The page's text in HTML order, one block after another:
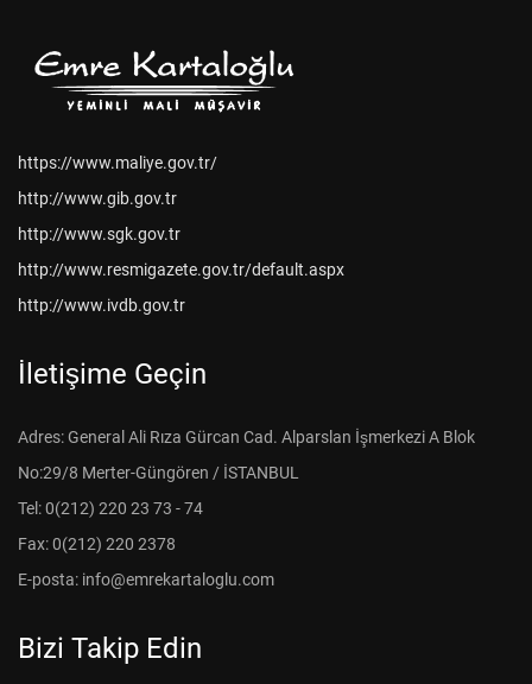
https://www.maliye.gov.tr/
http://www.gib.gov.tr
http://www.sgk.gov.tr
http://www.resmigazete.gov.tr/default.aspx
http://www.ivdb.gov.tr
İletişime Geçin
Adres: General Ali Rıza Gürcan Cad. Alparslan İşmerkezi A Blok
No:29/8 Merter-Güngören / İSTANBUL
Tel: 0(212) 220 23 73 - 74
Fax: 0(212) 220 2378
E-posta: info@emrekartaloglu.com
Bizi Takip Edin